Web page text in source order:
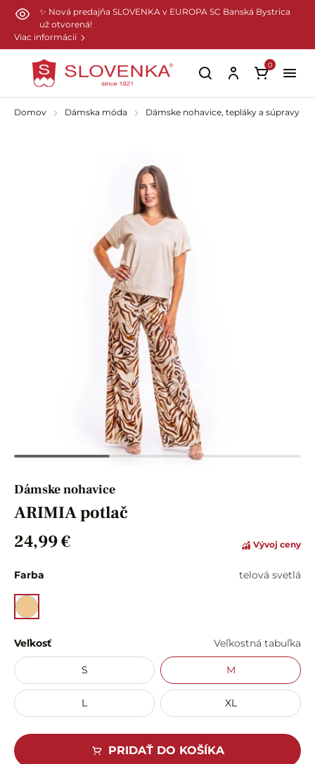
Preskočiť na hlavný obsah
✨ Nová predajňa SLOVENKA v EUROPA SC Banská Bystrica
už otvorená!
Viac informácií
0
Domov Dámska móda Dámske nohavice, tepláky a súpravy
Dámske nohavice
ARIMIA potlač
24,99 €
Vývoj ceny
Farba telová svetlá
Veľkosť Veľkostná tabuľka
S M
L XL
PRIDAŤ DO KOŠÍKA